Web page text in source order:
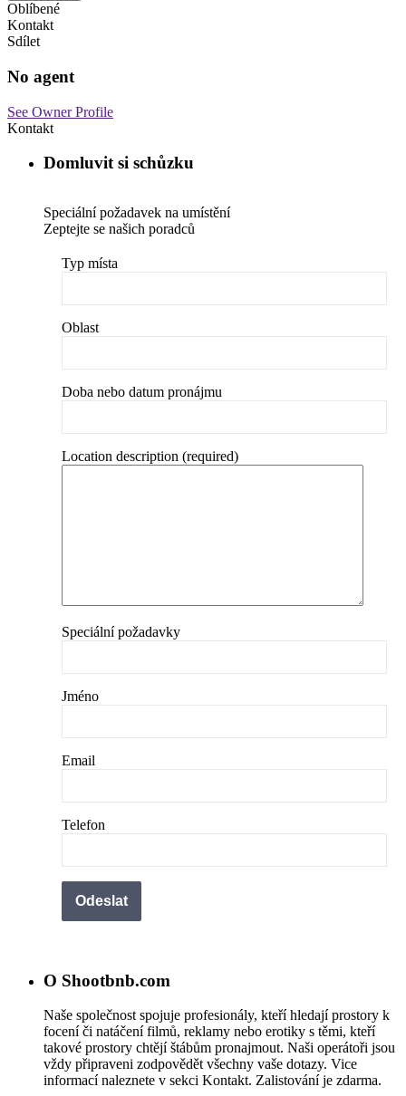
Oblíbené
Kontakt
Sdílet
No agent
See Owner Profile
Kontakt
Domluvit si schůzku
Speciální požadavek na umístění
Zeptejte se našich poradců
Typ místa
Oblast
Doba nebo datum pronájmu
Location description (required)
Speciální požadavky
Jméno
Email
Telefon
O Shootbnb.com
Naše společnost spojuje profesionály, kteří hledají prostory k
focení či natáčení filmů, reklamy nebo erotiky s těmi, kteří
takové prostory chtějí štábům pronajmout. Naši operátoři jsou
vždy připraveni zodpovědět všechny vaše dotazy. Vice
informací naleznete v sekci Kontakt. Zalistování je zdarma.